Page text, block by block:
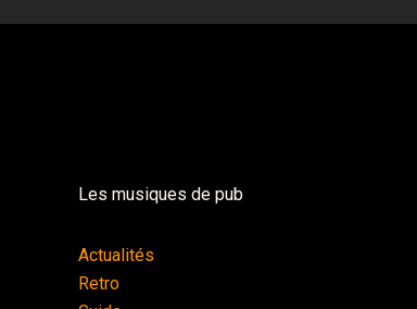
Les musiques de pub
Actualités
Retro